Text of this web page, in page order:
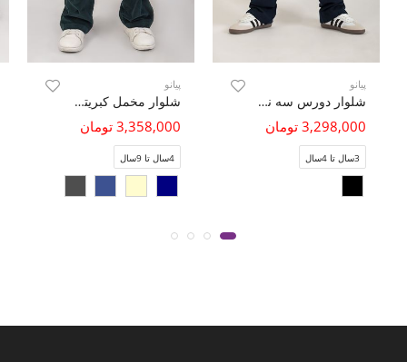
پیانو
شلوار دورس سه نخ خار خورده ( ست با کد 11250 )
3,298,000 تومان
3سال تا 4سال
پیانو
شلوار مخمل کبریتی فلر
3,358,000 تومان
4سال تا 9سال